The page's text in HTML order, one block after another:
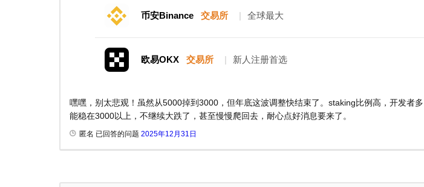
币安Binance 交易所 | 全球最大
欧易OKX 交易所 | 新人注册首选
嘿嘿，别太悲观！虽然从5000掉到3000，但年底这波调整快结束了。staking比例高，开发者
能稳在3000以上，不继续大跌了，甚至慢慢爬回去，耐心点好消息要来了。
匿名 已回答的问题 2025年12月31日